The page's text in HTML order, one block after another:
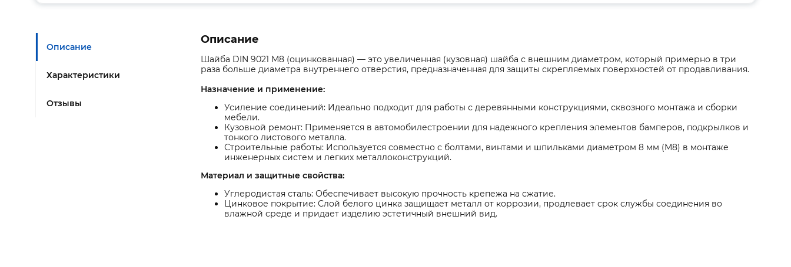
Описание
Характеристики
Отзывы
Описание
Шайба DIN 9021 М8 (оцинкованная) — это увеличенная (кузовная) шайба с внешним диаметром, который примерно в три
раза больше диаметра внутреннего отверстия, предназначенная для защиты скрепляемых поверхностей от продавливания.
Назначение и применение:
Усиление соединений: Идеально подходит для работы с деревянными конструкциями, сквозного монтажа и сборки
мебели.
Кузовной ремонт: Применяется в автомобилестроении для надежного крепления элементов бамперов, подкрылков и
тонкого листового металла.
Строительные работы: Используется совместно с болтами, винтами и шпильками диаметром 8 мм (М8) в монтаже
инженерных систем и легких металлоконструкций.
Материал и защитные свойства:
Углеродистая сталь: Обеспечивает высокую прочность крепежа на сжатие.
Цинковое покрытие: Слой белого цинка защищает металл от коррозии, продлевает срок службы соединения во
влажной среде и придает изделию эстетичный внешний вид.